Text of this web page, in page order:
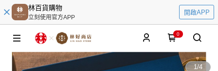
林百貨購物
立刻使用官方APP
開啟APP
0
1/4